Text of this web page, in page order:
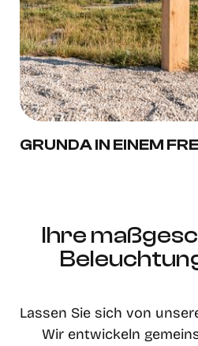
GRUNDA IN EINEM
Ihre
Lassen Sie sich von
Wir entwickeln